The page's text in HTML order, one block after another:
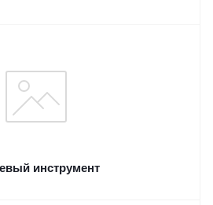
инструмент